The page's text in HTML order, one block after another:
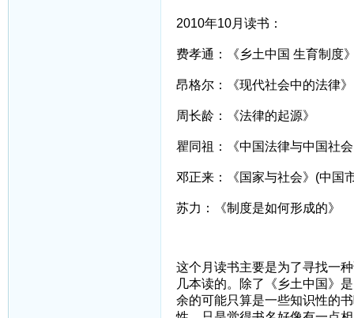
2010年10月读书：
费孝通：《乡土中国 生育制度
昂格尔：《现代社会中的法律》
周长龄：《法律的起源》
瞿同祖：《中国法律与中国社
邓正来：《国家与社会》(中国
苏力：《制度是如何形成的》
这个月读书主要是为了寻找一
几本读的。除了《乡土中国》
余的可能只算是一些知识性的